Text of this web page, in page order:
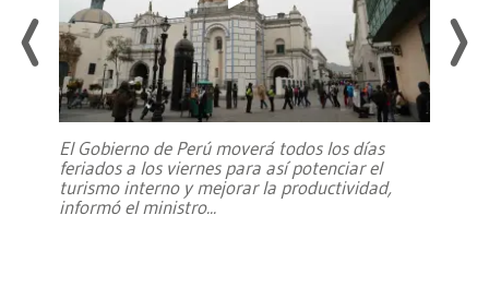
El Gobierno de Perú moverá todos los días
feriados a los viernes para así potenciar el
turismo interno y mejorar la productividad,
informó el ministro...